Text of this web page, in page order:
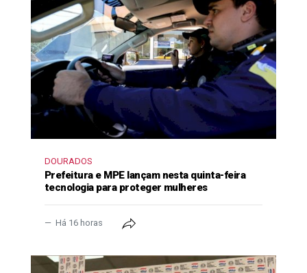
DOURADOS
Prefeitura e MPE lançam nesta quinta-feira
tecnologia para proteger mulheres
Há 16 horas